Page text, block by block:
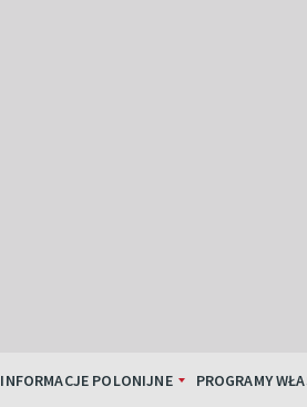
INFORMACJE POLONIJNE PROGRAMY